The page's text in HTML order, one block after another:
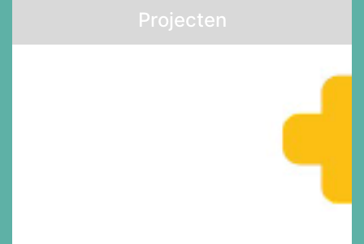
Projecten